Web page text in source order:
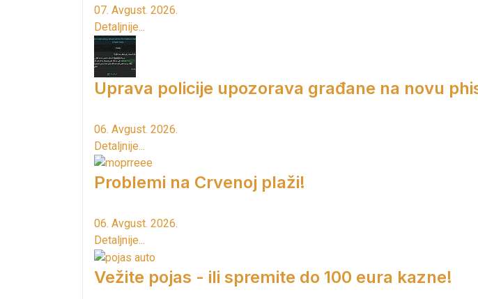
07. Avgust. 2026.
Detaljnije...
Uprava policije upozorava građane na novu
06. Avgust. 2026.
Detaljnije...
Problemi na Crvenoj plaži!
06. Avgust. 2026.
Detaljnije...
Vežite pojas - ili spremite do 100 eura kazne!